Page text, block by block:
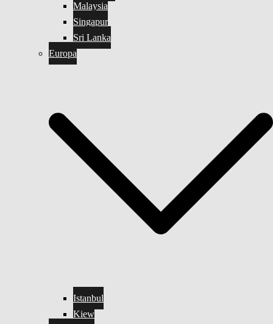
Malaysia
Singapur
Sri Lanka
Europa
Istanbul
Kiew